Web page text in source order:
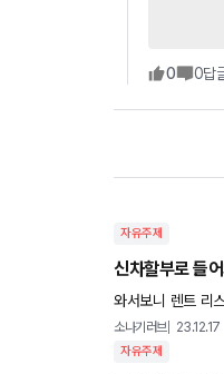
0 0답
자유주제
신차할부로 들
와서보니 렌트 리
소나기러브 23.12.17
자유주제